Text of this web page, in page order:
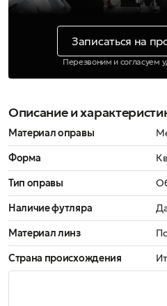
Записаться на
Перезвоним и согласуем
Описание и
Материал оправы
Форма
Тип оправы
Наличие футляра
Материал линз
Страна происхождения